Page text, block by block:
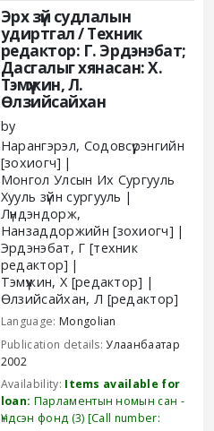
Эрх зүй судлалын
удиртгал /Техник
редактор: Г. Эрдэнэбат;
Дасгалыг хянасан: Х.
Тэмүүжин, Л.
Өлзийсайхан
by
Нарангэрэл, Содовсүрэнгийн
[зохиогч]
Монгол Улсын Их Сургууль
Хууль зүйн сургууль
Лүндэндорж,
Нанзаддоржийн [зохиогч]
Эрдэнэбат, Г [техник
редактор]
Тэмүүжин, Х [редактор]
Өлзийсайхан, Л [редактор]
Language: Mongolian
Publication details:Улаанбаатар
2002
Availability: Items available for
loan: Парламентын номын сан -
Үндсэн фонд (3) Call number: